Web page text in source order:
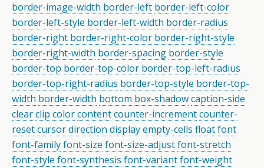
border-image-width border-left border-left-color
border-left-style border-left-width border-radius
border-right border-right-color border-right-style
border-right-width border-spacing border-style
border-top border-top-color border-top-left-radius
border-top-right-radius border-top-style border-top-
width border-width bottom box-shadowcaption-side
clearclip colorcontentcounter-incrementcounter-
resetcursordirection displayempty-cells floatfont
font-familyfont-size font-size-adjustfont-stretch
font-style font-synthesis font-variantfont-weight